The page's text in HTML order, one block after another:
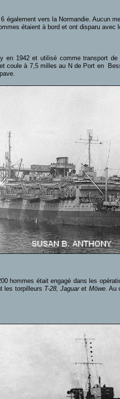
également vers la Normandie. Aucun
étaient à bord et ont disparu avec
en 1942 et utilisé comme transport
coule à 7,5 milles au N de Port en
hommes était engagé dans les
les torpilleurs T-28, Jaguaret Möwe. Au